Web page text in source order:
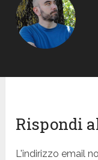
Rispondi
L'indirizzo email